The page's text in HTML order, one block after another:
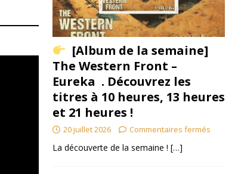
[Album de la semaine]
The Western Front –
Eureka . Découvrez les
titres à 10 heures, 13 heures
et 21 heures !
20 juillet 2026 Commentaires fermés
La découverte de la semaine ! […]